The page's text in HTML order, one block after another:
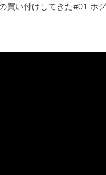
買い付けしてきた#01 ホ